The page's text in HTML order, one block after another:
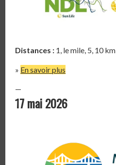
Distances : 1, le mile, 5, 10 km
» En savoir plus
—
17 mai 2026